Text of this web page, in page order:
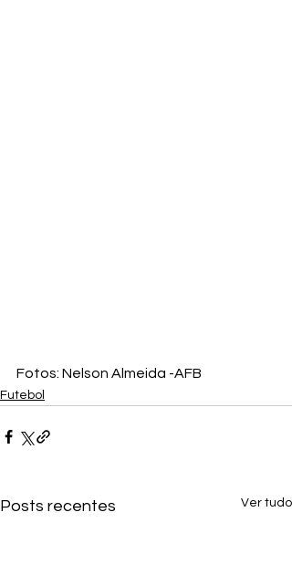
Fotos: Nelson Almeida -AFB
Futebol
Posts recentes Ver tudo